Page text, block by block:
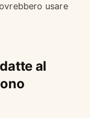
usare
al